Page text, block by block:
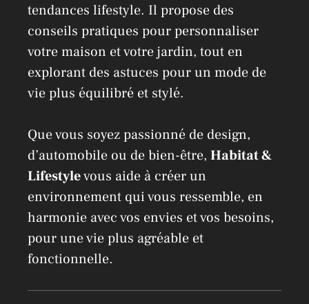
tendances lifestyle. Il propose des
conseils pratiques pour personnaliser
votre maison et votre jardin, tout en
explorant des astuces pour un mode de
vie plus équilibré et stylé.
Que vous soyez passionné de design,
d’automobile ou de bien-être, Habitat &
Lifestylevous aide à créer un
environnement qui vous ressemble, en
harmonie avec vos envies et vos besoins,
pour une vie plus agréable et
fonctionnelle.